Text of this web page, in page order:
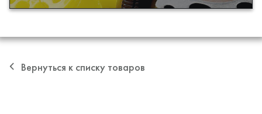
Вернуться к списку товаров